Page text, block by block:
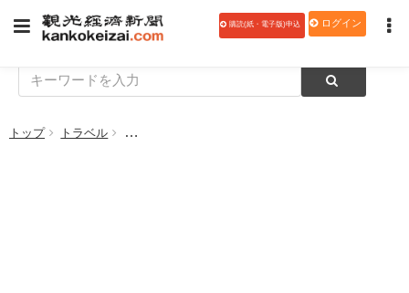
購読(紙・電子版)申込 ログイン
トップ トラベル ゆこゆこ、2022年に特に人気の高かった宿泊施設を